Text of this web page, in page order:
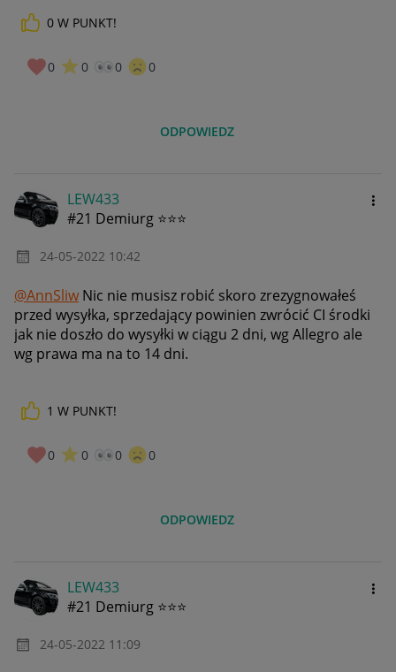
0 W PUNKT!
0 0 0 0
ODPOWIEDZ
LEW433
#21 Demiurg ⭐⭐⭐
‎24-05-2022 10:42
@AnnSliw Nic nie musisz robić skoro zrezygnowałeś
przed wysyłka, sprzedający powinien zwrócić CI środki
jak nie doszło do wysyłki w ciągu 2 dni, wg Allegro ale
wg prawa ma na to 14 dni.
1 W PUNKT!
0 0 0 0
ODPOWIEDZ
LEW433
#21 Demiurg ⭐⭐⭐
‎24-05-2022 11:09